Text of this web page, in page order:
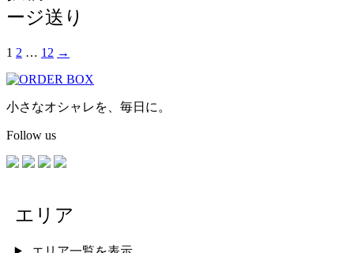
ージ送り
1 2 … 12 →
小さなオシャレを、毎日に。
Follow us
エリア